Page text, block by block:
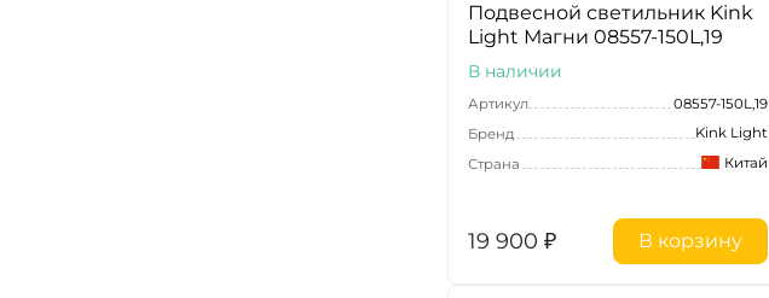
Подвесной светильник Kink
Light Магни 08557-150L,19
В наличии
Артикул
08557-150L,19
Бренд
Kink Light
Страна
Китай
19 900 ₽ В корзину